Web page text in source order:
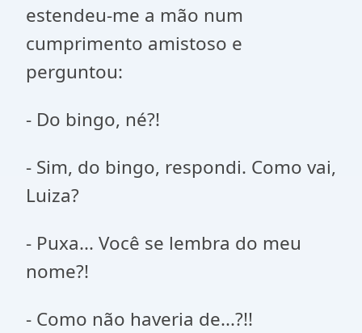
estendeu-me a mão num
cumprimento amistoso e
perguntou:
- Do bingo, né?!
- Sim, do bingo, respondi. Como vai,
Luiza?
- Puxa... Você se lembra do meu
nome?!
- Como não haveria de...?!!